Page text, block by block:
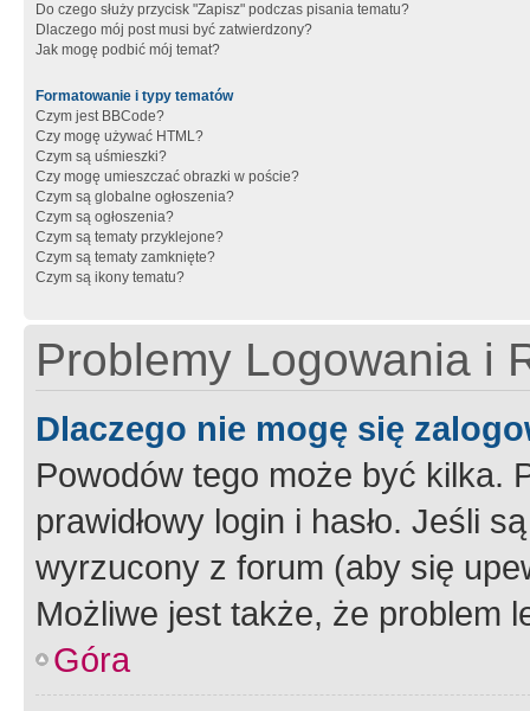
Do czego służy przycisk "Zapisz" podczas pisania tematu?
Dlaczego mój post musi być zatwierdzony?
Jak mogę podbić mój temat?
Formatowanie i typy tematów
Czym jest BBCode?
Czy mogę używać HTML?
Czym są uśmieszki?
Czy mogę umieszczać obrazki w poście?
Czym są globalne ogłoszenia?
Czym są ogłoszenia?
Czym są tematy przyklejone?
Czym są tematy zamknięte?
Czym są ikony tematu?
Problemy Logowania i
Dlaczego nie mogę się
Powodów tego może być kilka.
prawidłowy login i hasło. Jeśli
wyrzucony z forum (aby się
Możliwe jest także, że problem
Góra